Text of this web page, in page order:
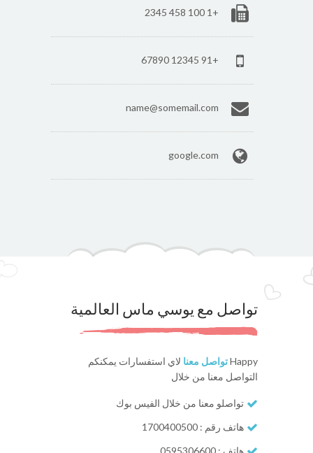
+1 100 458 2345
+91 12345 67890
name@somemail.com
google.com
تواصل مع يوسي ماس العالمية
Happyتواصل معنا لاي استفسارات يمكنكم
التواصل معنا من خلال
تواصلو معنا من خلال الفيس بوك
هاتف رقم : 1700400500
هاتف : 0595306600